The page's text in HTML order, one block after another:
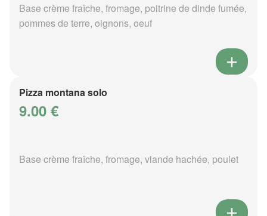
Base crème fraîche, fromage, poitrine de dinde fumée,
pommes de terre, oignons, oeuf
Pizza montana solo
9.00 €
Base crème fraîche, fromage, viande hachée, poulet